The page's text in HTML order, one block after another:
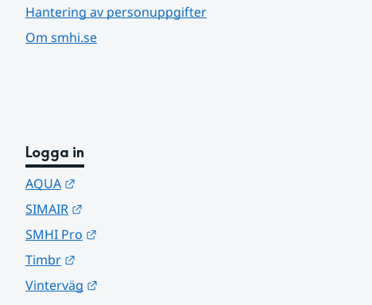
Hantering av personuppgifter
Om smhi.se
Logga in
AQUA
SIMAIR
SMHI Pro
Timbr
Vinterväg